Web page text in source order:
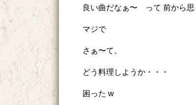
良い曲だなぁ〜 って 前から思
マジで
さぁ〜て、
どう料理しようか・・・
困った w